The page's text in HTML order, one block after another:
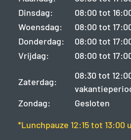
Dinsdag:
08:00 tot
Woensdag:
08:00 tot
Donderdag:
08:00 tot
Vrijdag:
08:00 tot
Zaterdag:
08:30 tot
Zondag:
Gesloten
*Lunchpauze 12:15 tot 13:00